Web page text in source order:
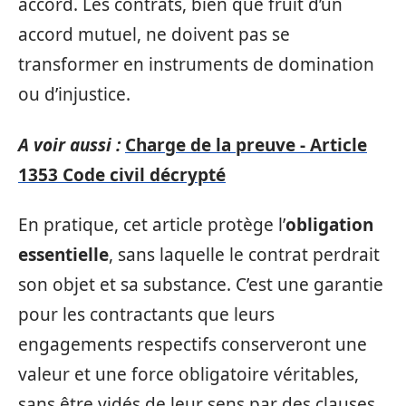
accord mutuel, ne doivent pas se
transformer en instruments de domination
ou d’injustice.
A voir aussi : Charge de la preuve - Article
1353 Code civil décrypté
En pratique, cet article protège l’obligation
essentielle, sans laquelle le contrat perdrait
son objet et sa substance. C’est une garantie
pour les contractants que leurs
engagements respectifs conserveront une
valeur et une force obligatoire véritables,